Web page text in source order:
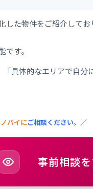
た物件をご紹介してお
です。
「具体的なエリアで自分
バイにご相談ください。／
事前相談